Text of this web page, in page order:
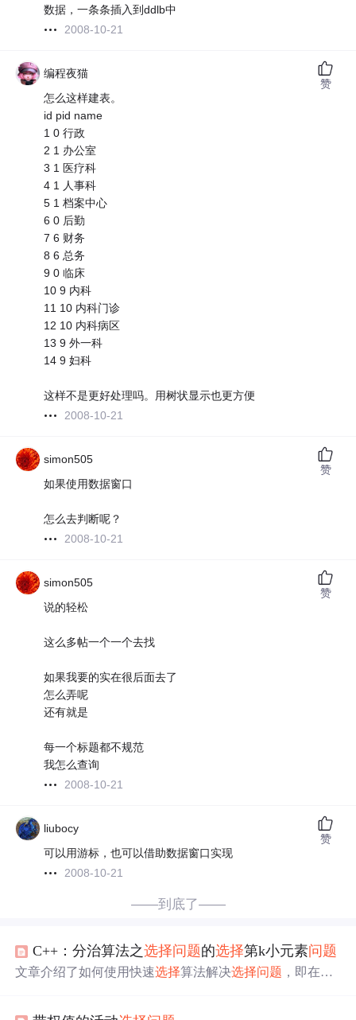
数据，一条条插入到ddlb中
2008-10-21
编程夜猫
怎么这样建表。
id pid name
1 0 行政
2 1 办公室
3 1 医疗科
4 1 人事科
5 1 档案中心
6 0 后勤
7 6 财务
8 6 总务
9 0 临床
10 9 内科
11 10 内科门诊
12 10 内科病区
13 9 外一科
14 9 妇科
这样不是更好处理吗。用树状显示也更方便
2008-10-21
赞
simon505
如果使用数据窗口
怎么去判断呢？
2008-10-21
赞
simon505
说的轻松
这么多帖一个一个去找
如果我要的实在很后面去了
怎么弄呢
还有就是
每一个标题都不规范
我怎么查询
2008-10-21
赞
liubocy
可以用游标，也可以借助数据窗口实现
2008-10-21
赞
——到底了——
C++：分治算法之选择问题的选择第k小元素问题
文章介绍了如何使用快速选择算法解决选择问题 ，即在未